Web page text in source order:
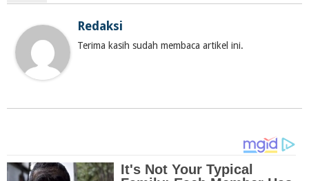
Redaksi
Terima kasih sudah membaca artikel ini.